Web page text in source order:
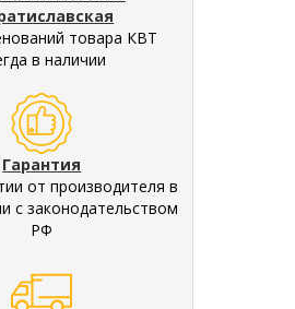
товара КВТ
в наличии
Гарантия
от производителя в
с законодательством
РФ